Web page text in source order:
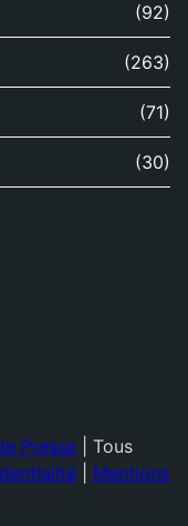
(92)
(263)
(71)
(30)
Presse | Tous
Mentions